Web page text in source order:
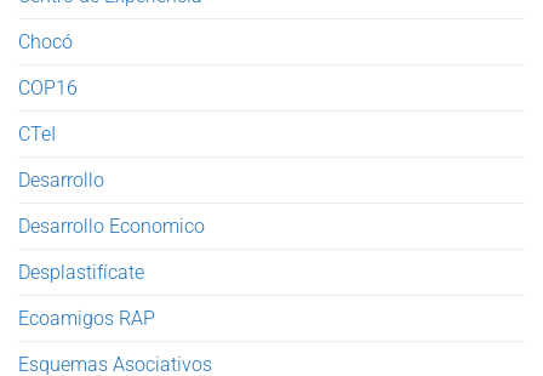
Chocó
COP16
CTeI
Desarrollo
Desarrollo Economico
Desplastifícate
Ecoamigos RAP
Esquemas Asociativos